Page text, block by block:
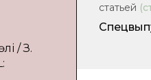
/ З.
статьей